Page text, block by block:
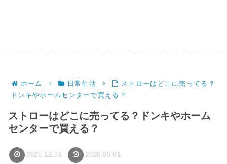
ホーム 日常生活
ストローはどこに売ってる？
ドンキやホームセンターで買える？
ストローはどこに売ってる？ドンキやホーム
センターで買える？
2025.12.31 2026.05.01